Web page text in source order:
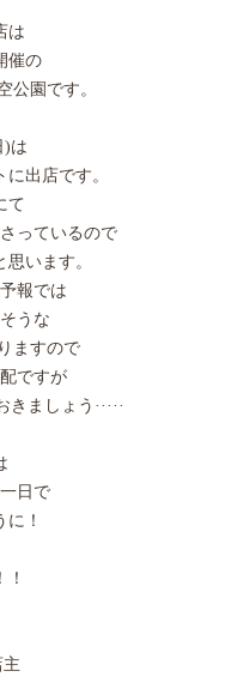
は
催の
公園です。
)は
出店です。
て
っているので
います。
報では
うな
ますので
ですが
ましょう·····
日で
！
！
主